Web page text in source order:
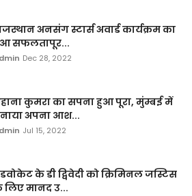
अनसंग स्टार्स अवार्ड कार्यक्रम का
सफलतापूर...
Dec 28, 2022
कुमरा का सपना हुआ पूरा, मुंम्बई में
अपना आश...
Jul 15, 2022
के डी द्विवेदी को क्रिमिनल जस्टिस
लिए मानद उ...